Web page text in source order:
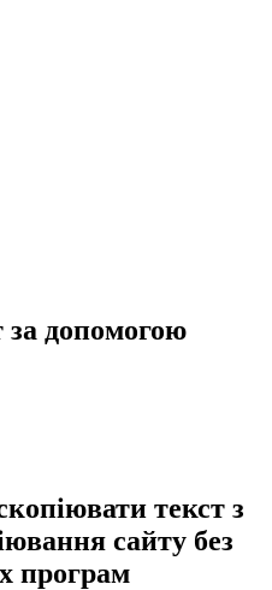
за допомогою
текст з
сайту без
програм